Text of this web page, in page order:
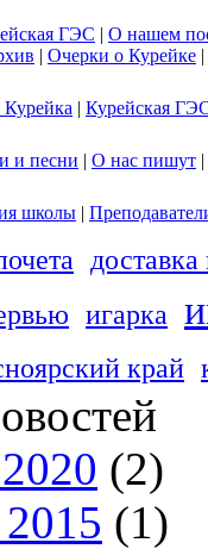
ГЭС | О нашем
| Очерки о Курейке |
Курейка | Курейская
и песни | О нас пишут |
школы |
доставка
игарка
край
(2)
(1)